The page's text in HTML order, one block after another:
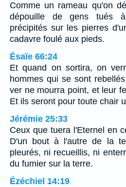
Comme un rameau qu'on
dépouille de gens tués
précipités sur les pierres
cadavre foulé aux pieds.
Ésaïe 66:24
Et quand on sortira, on
hommes qui se sont
ver ne mourra point, et leur
Et ils seront pour toute chair
Jérémie 25:33
Ceux que tuera l'Eternel en
D'un bout à l'autre de la
pleurés, ni recueillis, ni
du fumier sur la terre.
Ézéchiel 14:19